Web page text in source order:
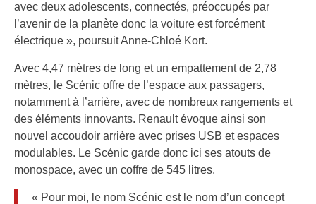
avec deux adolescents, connectés, préoccupés par
l’avenir de la planète donc la voiture est forcément
électrique », poursuit Anne-Chloé Kort.
Avec 4,47 mètres de long et un empattement de 2,78
mètres, le Scénic offre de l’espace aux passagers,
notamment à l’arrière, avec de nombreux rangements et
des éléments innovants. Renault évoque ainsi son
nouvel accoudoir arrière avec prises USB et espaces
modulables. Le Scénic garde donc ici ses atouts de
monospace, avec un coffre de 545 litres.
« Pour moi, le nom Scénic est le nom d’un concept